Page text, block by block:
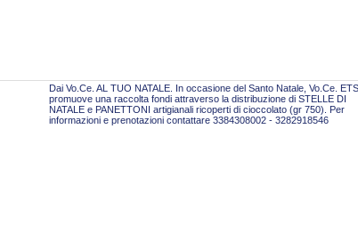
Dai Vo.Ce. AL TUO NATALE. In occasione del Santo Natale, Vo.Ce. ETS
promuove una raccolta fondi attraverso la distribuzione di STELLE DI
NATALE e PANETTONI artigianali ricoperti di cioccolato (gr 750). Per
informazioni e prenotazioni contattare 3384308002 - 3282918546